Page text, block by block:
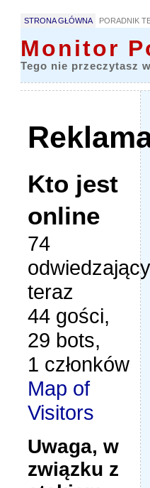
STRONA GŁÓWNA PORADNIK
Monitor
Tego nie przeczytasz
Kto jest
online
74
teraz
44 gości,
29 bots,
1 członków
Map of
Visitors
Uwaga, w
związku z